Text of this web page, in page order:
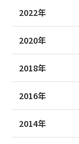
2022年
2020年
2018年
2016年
2014年